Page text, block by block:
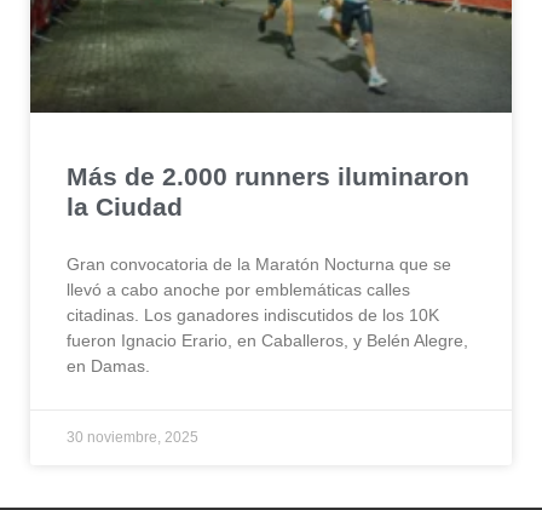
Más de 2.000 runners iluminaron
la Ciudad
Gran convocatoria de la Maratón Nocturna que se
llevó a cabo anoche por emblemáticas calles
citadinas. Los ganadores indiscutidos de los 10K
fueron Ignacio Erario, en Caballeros, y Belén Alegre,
en Damas.
30 noviembre, 2025